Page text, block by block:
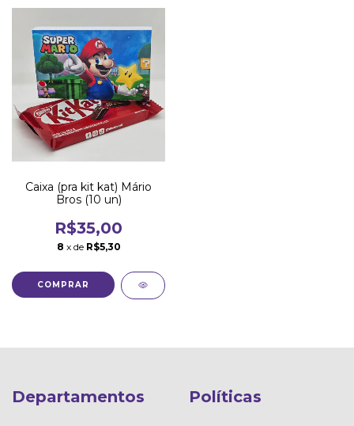
Caixa (pra kit kat) Mário
Bros (10 un)
R$35,00
8 x de R$5,30
Departamentos Políticas